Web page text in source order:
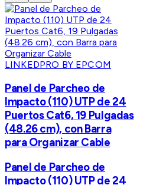
LINKEDPRO BY EPCOM
Panel de Parcheo de
Impacto (110) UTP de 24
Puertos Cat6, 19 Pulgadas
(48.26 cm), con Barra
para Organizar Cable
Panel de Parcheo de
Impacto (110) UTP de 24